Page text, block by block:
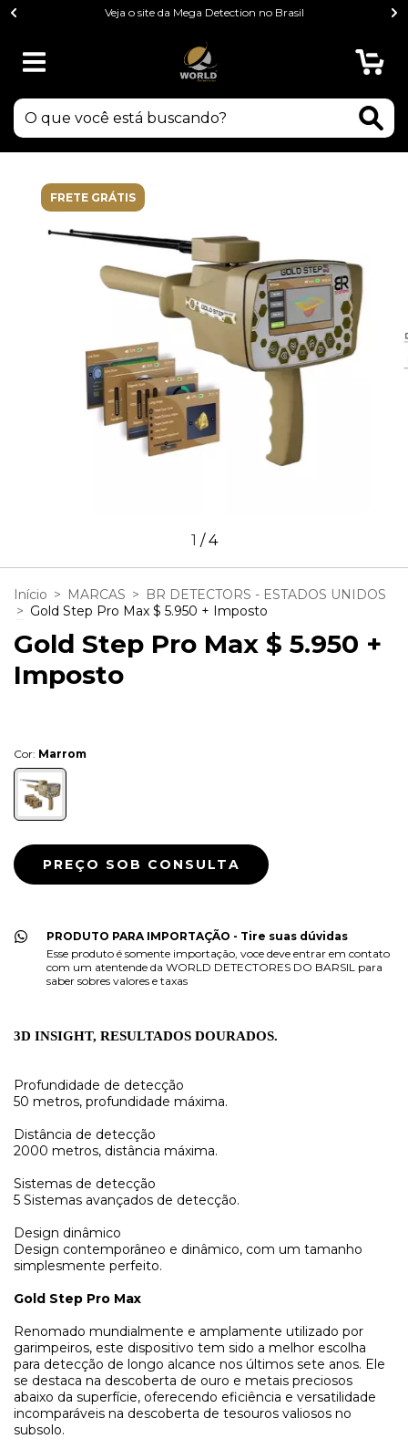
Veja o site da Mega Detection no Brasil
FRETE GRÁTIS
1 /4
Início > MARCAS > BR DETECTORS - ESTADOS UNIDOS
> Gold Step Pro Max $ 5.950 + Imposto
Gold Step Pro Max $ 5.950 +
Imposto
Cor: Marrom
PRODUTO PARA IMPORTAÇÃO - Tire suas dúvidas
Esse produto é somente importação, voce deve entrar em contato
com um atentende da WORLD DETECTORES DO BARSIL para
saber sobres valores e taxas
3D INSIGHT, RESULTADOS DOURADOS.
Profundidade de detecção
50 metros, profundidade máxima.
Distância de detecção
2000 metros, distância máxima.
Sistemas de detecção
5 Sistemas avançados de detecção.
Design dinâmico
Design contemporâneo e dinâmico, com um tamanho
simplesmente perfeito.
Gold Step Pro Max
Renomado mundialmente e amplamente utilizado por
garimpeiros, este dispositivo tem sido a melhor escolha
para detecção de longo alcance nos últimos sete anos. Ele
se destaca na descoberta de ouro e metais preciosos
abaixo da superfície, oferecendo eficiência e versatilidade
incomparáveis na descoberta de tesouros valiosos no
subsolo.